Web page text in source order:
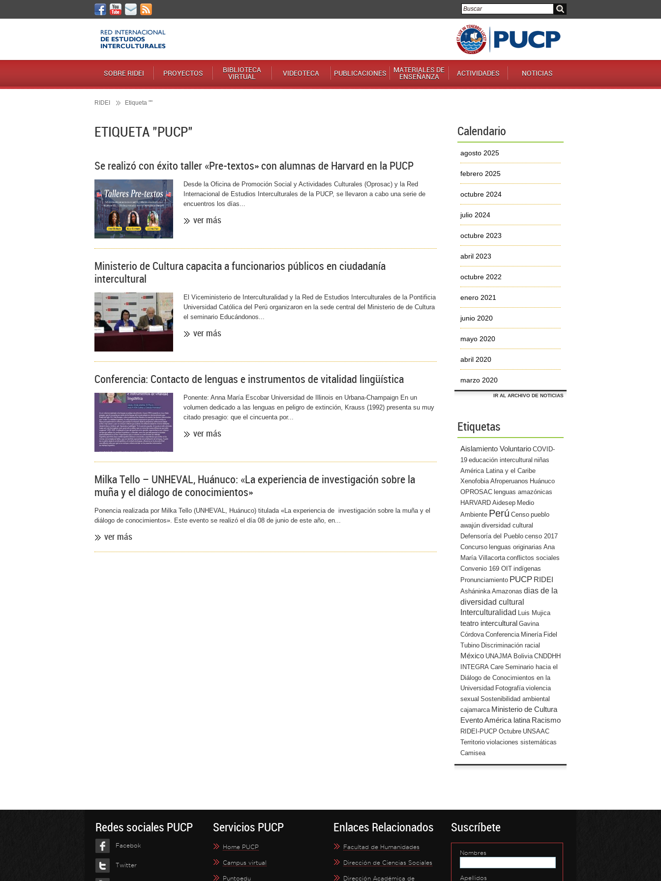
SOBRE RIDEI PROYECTOS BIBLIOTECA
VIRTUAL VIDEOTECA PUBLICACIONES MATERIALES DE
ENSEÑANZA ACTIVIDADES NOTICIAS
RIDEI Etiqueta ""
ETIQUETA "PUCP"
Se realizó con éxito taller «Pre-textos» con alumnas de Harvard en la PUCP
Desde la Oficina de Promoción Social y Actividades Culturales (Oprosac) y la Red
Internacional de Estudios Interculturales de la PUCP, se llevaron a cabo una serie de
encuentros los días...
ver más
Ministerio de Cultura capacita a funcionarios públicos en ciudadanía
intercultural
El Viceministerio de Interculturalidad y la Red de Estudios Interculturales de la Pontificia
Universidad Católica del Perú organizaron en la sede central del Ministerio de de Cultura
el seminario Educándonos...
ver más
Conferencia: Contacto de lenguas e instrumentos de vitalidad lingüística
Ponente: Anna María Escobar Universidad de Illinois en Urbana-Champaign En un
volumen dedicado a las lenguas en peligro de extinción, Krauss (1992) presenta su muy
citado presagio: que el cincuenta por...
ver más
Milka Tello – UNHEVAL, Huánuco: «La experiencia de investigación sobre la
muña y el diálogo de conocimientos»
Ponencia realizada por Milka Tello (UNHEVAL, Huánuco) titulada «La experiencia de investigación sobre la muña y el
diálogo de conocimientos». Este evento se realizó el día 08 de junio de este año, en...
ver más
Calendario
agosto 2025
febrero 2025
octubre 2024
julio 2024
octubre 2023
abril 2023
octubre 2022
enero 2021
junio 2020
mayo 2020
abril 2020
marzo 2020
IR AL ARCHIVO DE NOTICIAS
Etiquetas
Aislamiento Voluntario COVID-
19 educación intercultural niñas
América Latina y el Caribe
Xenofobia Afroperuanos Huánuco
OPROSAC lenguas amazónicas
HARVARD Aidesep Medio
Ambiente Perú Censo pueblo
awajún diversidad cultural
Defensoría del Pueblo censo 2017
Concurso lenguas originarias Ana
María Villacorta conflictos sociales
Convenio 169 OIT indígenas
Pronunciamiento PUCP RIDEI
Asháninka Amazonas dias de la
diversidad cultural
Interculturalidad Luis Mujica
teatro intercultural Gavina
Córdova Conferencia Minería Fidel
Tubino Discriminación racial
México UNAJMA Bolivia CNDDHH
INTEGRA Care Seminario hacia el
Diálogo de Conocimientos en la
Universidad Fotografía violencia
sexual Sostenibilidad ambiental
cajamarca Ministerio de Cultura
EventoAmérica latina Racismo
RIDEI-PUCP Octubre UNSAAC
Territorio violaciones sistemáticas
Camisea
Redes sociales PUCP
Facebok
Twitter
Servicios PUCP
Home PUCP
Campus virtual
Puntoedu
Enlaces Relacionados
Facultad de Humanidades
Dirección de Ciencias Sociales
Dirección Académica de
Suscríbete
Nombres
Apellidos